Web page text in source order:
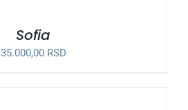
Sofia
35.000,00 RSD